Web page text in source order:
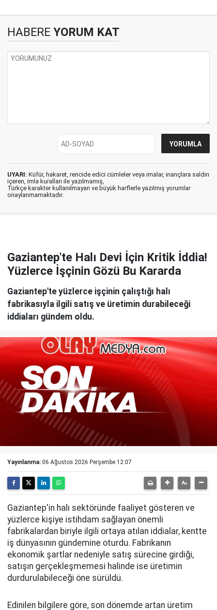
HABERE YORUM KAT
UYARI: Küfür, hakaret, rencide edici cümleler veya imalar, inançlara saldırı
içeren, imla kuralları ile yazılmamış,
Türkçe karakter kullanılmayan ve büyük harflerle yazılmış yorumlar
onaylanmamaktadır.
Gaziantep'te Halı Devi İçin Kritik İddia!
Yüzlerce İşçinin Gözü Bu Kararda
Gaziantep'te yüzlerce işçinin çalıştığı halı
fabrikasıyla ilgili satış ve üretimin durabileceği
iddiaları gündem oldu.
Yayınlanma: 06 Ağustos 2026 Perşembe 12:07
Gaziantep'in halı sektöründe faaliyet gösteren ve
yüzlerce kişiye istihdam sağlayan önemli
fabrikalardan biriyle ilgili ortaya atılan iddialar, kentte
iş dünyasının gündemine oturdu. Fabrikanın
ekonomik şartlar nedeniyle satış sürecine girdiği,
satışın gerçekleşmemesi halinde ise üretimin
durdurulabileceği öne sürüldü.
Edinilen bilgilere göre, son dönemde artan üretim